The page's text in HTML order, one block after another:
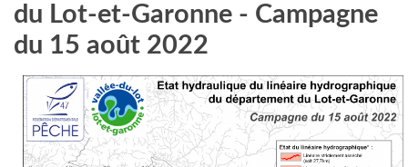
du Lot-et-Garonne - Campagne
du 15 août 2022